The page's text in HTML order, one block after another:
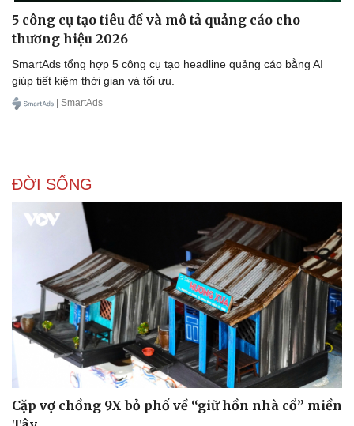
5 công cụ tạo tiêu đề và mô tả quảng cáo cho
thương hiệu 2026
SmartAds tổng hợp 5 công cụ tạo headline quảng cáo bằng AI
giúp tiết kiệm thời gian và tối ưu.
| SmartAds
ĐỜI SỐNG
Cặp vợ chồng 9X bỏ phố về “giữ hồn nhà cổ” miền